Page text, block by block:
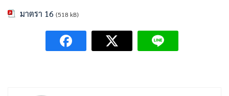
มาตรา 16 (518 kB)